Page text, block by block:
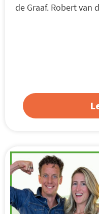
de Graaf. Robert van